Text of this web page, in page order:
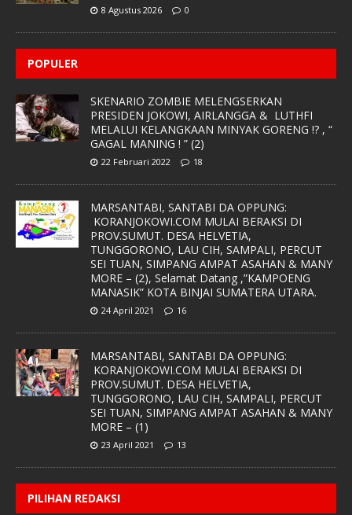
8 Agustus 2026 0
POPULER
SKENARIO ZOMBIE MELENGSERKAN
PRESIDEN JOKOWI, AIRLANGGA & LUTHFI
MELALUI KELANGKAAN MINYAK GORENG !? , “
GAGAL MANING ! ” (2)
22 Februari 2022 18
MARSANTABI, SANTABI DA OPPUNG:
KORANJOKOWI.COM MULAI BERAKSI DI
PROV.SUMUT. DESA HELVETIA,
TUNGGORONO, LAU CIH, SAMPALI, PERCUT
SEI TUAN, SIMPANG AMPAT ASAHAN & MANY
MORE – (2), Selamat Datang ,”KAMPOENG
MANASIK” KOTA BINJAI SUMATERA UTARA.
24 April 2021 16
MARSANTABI, SANTABI DA OPPUNG:
KORANJOKOWI.COM MULAI BERAKSI DI
PROV.SUMUT. DESA HELVETIA,
TUNGGORONO, LAU CIH, SAMPALI, PERCUT
SEI TUAN, SIMPANG AMPAT ASAHAN & MANY
MORE – (1)
23 April 2021 13
PILIHAN REDAKSI